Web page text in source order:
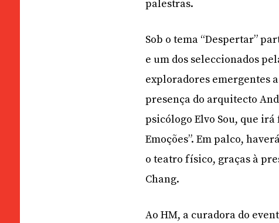
palestras.
Sob o tema “Despertar”
e um dos seleccionados
exploradores emergentes
presença do arquitecto
psicólogo Elvo Sou, que
Emoções”. Em palco,
o teatro físico, graças à
Chang.
Ao HM, a curadora do